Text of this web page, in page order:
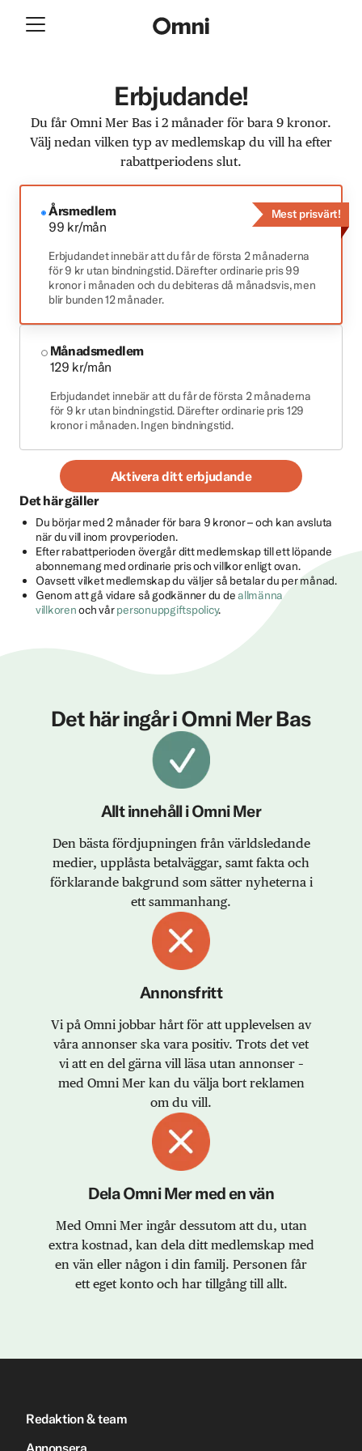
Erbjudande!
Du får Omni Mer Bas i 2 månader för bara 9 kronor.
Välj nedan vilken typ av medlemskap du vill ha efter
rabattperiodens slut.
Årsmedlem
99 kr/mån
Erbjudandet innebär att du får de första 2 månaderna
för 9 kr utan bindningstid. Därefter ordinarie pris 99
kronor i månaden och du debiteras då månadsvis, men
blir bunden 12 månader.
Mest prisvärt!
Månadsmedlem
129 kr/mån
Erbjudandet innebär att du får de första 2 månaderna
för 9 kr utan bindningstid. Därefter ordinarie pris 129
kronor i månaden. Ingen bindningstid.
Aktivera ditt erbjudande
Det här gäller
Du börjar med 2 månader för bara 9 kronor – och kan avsluta
när du vill inom provperioden.
Efter rabattperioden övergår ditt medlemskap till ett löpande
abonnemang med ordinarie pris och villkor enligt ovan.
Oavsett vilket medlemskap du väljer så betalar du per månad.
Genom att gå vidare så godkänner du deallmänna
villkorenoch vårpersonuppgiftspolicy.
Det här ingår i Omni Mer Bas
Allt innehåll i Omni Mer
Den bästa fördjupningen från världsledande
medier, upplåsta betalväggar, samt fakta och
förklarande bakgrund som sätter nyheterna i
ett sammanhang.
Annonsfritt
Vi på Omni jobbar hårt för att upplevelsen av
våra annonser ska vara positiv. Trots det vet
vi att en del gärna vill läsa utan annonser –
med Omni Mer kan du välja bort reklamen
om du vill.
Dela Omni Mer med en vän
Med Omni Mer ingår dessutom att du, utan
extra kostnad, kan dela ditt medlemskap med
en vän eller någon i din familj. Personen får
ett eget konto och har tillgång till allt.
Redaktion & team